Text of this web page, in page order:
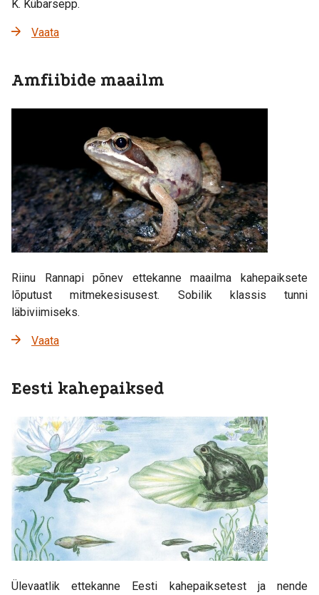
K. Kübarsepp.
Vaata
Amfiibide maailm
Riinu Rannapi põnev ettekanne maailma kahepaiksete
lõputust mitmekesisusest. Sobilik klassis tunni
läbiviimiseks.
Vaata
Eesti kahepaiksed
Ülevaatlik ettekanne Eesti kahepaiksetest ja nende